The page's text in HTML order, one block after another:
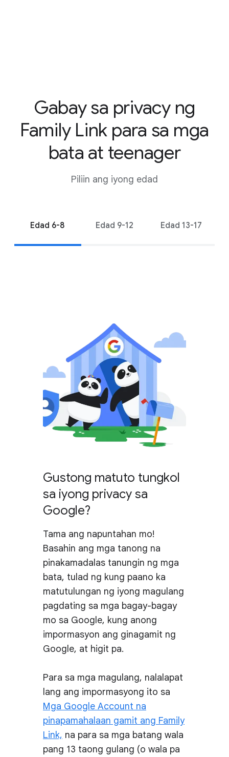
Gabay sa privacy ng
Family Link para sa mga
bata at teenager
Piliin ang iyong edad
Edad 6-8 Edad 9-12 Edad 13-17
Gustong matuto tungkol
sa iyong privacy sa
Google?
Tama ang napuntahan mo!
Basahin ang mga tanong na
pinakamadalas tanungin ng mga
bata, tulad ng kung paano ka
matutulungan ng iyong magulang
pagdating sa mga bagay-bagay
mo sa Google, kung anong
impormasyon ang ginagamit ng
Google, at higit pa.
Para sa mga magulang, nalalapat
lang ang impormasyong ito sa
Mga Google Account na
pinapamahalaan gamit ang Family
Link, na para sa mga batang wala
pang 13 taong gulang (o wala pa